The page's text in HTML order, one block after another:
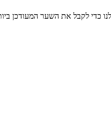
לקבל את השער המעודכן